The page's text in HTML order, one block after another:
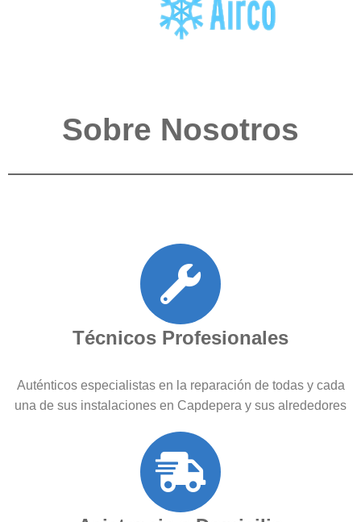
Sobre Nosotros
Técnicos Profesionales
Auténticos especialistas en la reparación de todas y cada
una de sus instalaciones en Capdepera y sus alrededores